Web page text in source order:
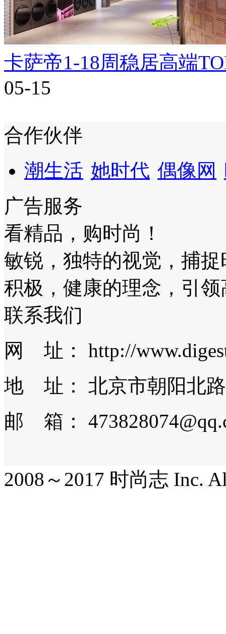
卡萨帝1-18周稳居高端
05-15
合作伙伴
潮生活 她时代 偶像网
广告服务
看精品，购时尚！
敏锐，独特的视觉，捕
积极，健康的理念，引
联系我们
网 址： http://
地 址： 北京市朝阳北
邮 箱：
2008～2017 时尚志 Inc.